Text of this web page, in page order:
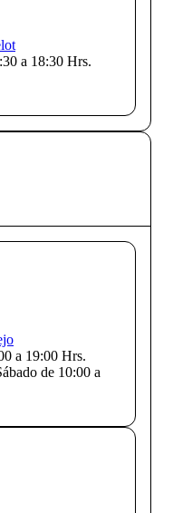
a 18:30 Hrs.
a 19:00 Hrs.
de 10:00 a